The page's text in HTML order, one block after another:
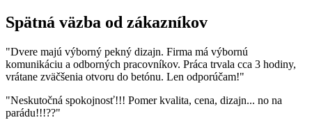
Spätná väzba od zákazníkov
"Dvere majú výborný pekný dizajn. Firma má výbornú
komunikáciu a odborných pracovníkov. Práca trvala cca 3 hodiny,
vrátane zväčšenia otvoru do betónu. Len odporúčam!"
"Neskutočná spokojnosť!!! Pomer kvalita, cena, dizajn... no na
parádu!!!??"